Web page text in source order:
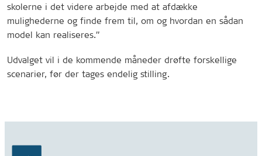
skolerne i det videre arbejde med at afdække
mulighederne og finde frem til, om og hvordan en sådan
model kan realiseres.”
Udvalget vil i de kommende måneder drøfte forskellige
scenarier, før der tages endelig stilling.